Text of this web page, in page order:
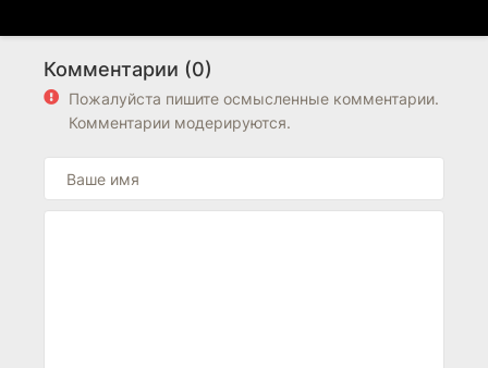
Комментарии (0)
Пожалуйста пишите осмысленные комментарии.
Комментарии модерируются.